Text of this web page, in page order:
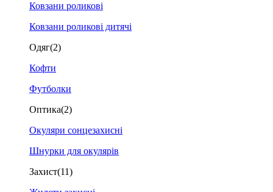
Ковзани роликові
Ковзани роликові дитячі
Одяг(2)
Кофти
Футболки
Оптика(2)
Окуляри сонцезахисні
Шнурки для окулярів
Захист(11)